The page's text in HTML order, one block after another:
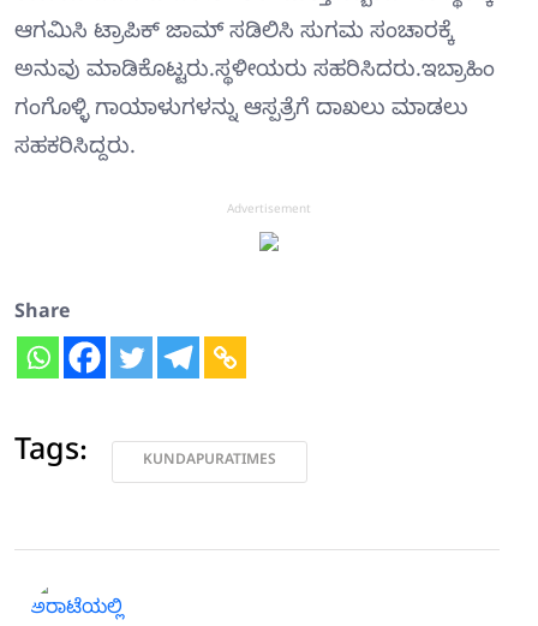
ಆಗಮಿಸಿ ಟ್ರಾಪಿಕ್ ಜಾಮ್ ಸಡಿಲಿಸಿ ಸುಗಮ ಸಂಚಾರಕ್ಕೆ
ಅನುವು ಮಾಡಿಕೊಟ್ಟರು.ಸ್ಥಳೀಯರು ಸಹರಿಸಿದರು.ಇಬ್ರಾಹಿಂ
ಗಂಗೊಳ್ಳಿ ಗಾಯಾಳುಗಳನ್ನು ಆಸ್ಪತ್ರೆಗೆ ದಾಖಲು ಮಾಡಲು
ಸಹಕರಿಸಿದ್ದರು.
Advertisement
Share
Tags: KUNDAPURATIMES